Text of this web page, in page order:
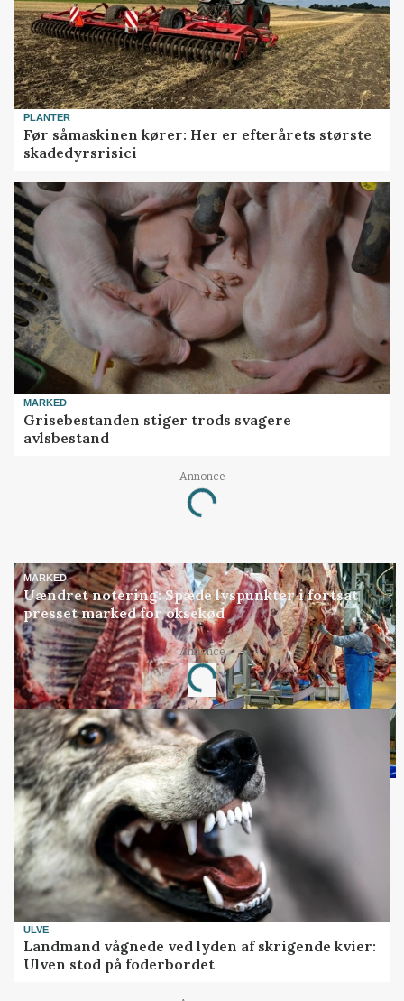
PLANTER
Før såmaskinen kører: Her er efterårets største
skadedyrsrisici
MARKED
Grisebestanden stiger trods svagere
avlsbestand
Annonce
Loading...
MARKED
Uændret notering: Spæde lyspunkter i fortsat
presset marked for oksekød
Annonce
Loading...
ULVE
Landmand vågnede ved lyden af skrigende kvier:
Ulven stod på foderbordet